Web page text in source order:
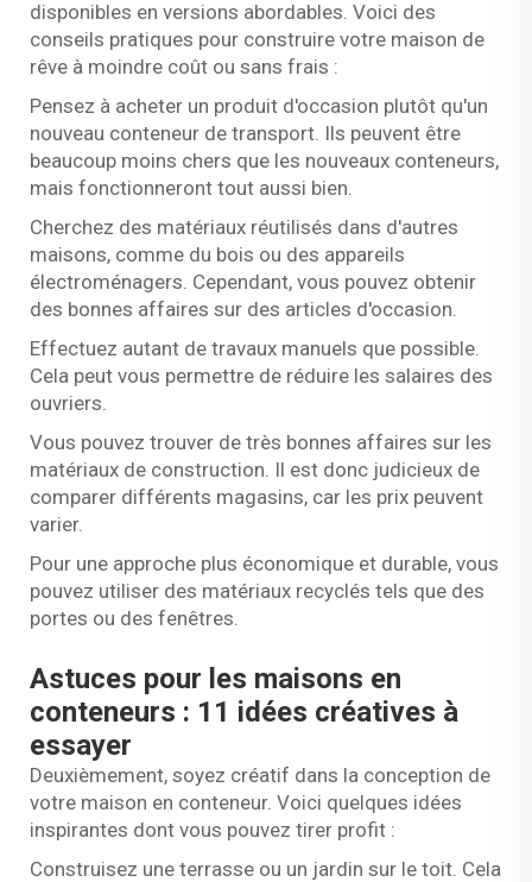
disponibles en versions abordables. Voici des
conseils pratiques pour construire votre maison de
rêve à moindre coût ou sans frais :
Pensez à acheter un produit d'occasion plutôt qu'un
nouveau conteneur de transport. Ils peuvent être
beaucoup moins chers que les nouveaux conteneurs,
mais fonctionneront tout aussi bien.
Cherchez des matériaux réutilisés dans d'autres
maisons, comme du bois ou des appareils
électroménagers. Cependant, vous pouvez obtenir
des bonnes affaires sur des articles d'occasion.
Effectuez autant de travaux manuels que possible.
Cela peut vous permettre de réduire les salaires des
ouvriers.
Vous pouvez trouver de très bonnes affaires sur les
matériaux de construction. Il est donc judicieux de
comparer différents magasins, car les prix peuvent
varier.
Pour une approche plus économique et durable, vous
pouvez utiliser des matériaux recyclés tels que des
portes ou des fenêtres.
Astuces pour les maisons en
conteneurs : 11 idées créatives à
essayer
Deuxièmement, soyez créatif dans la conception de
votre maison en conteneur. Voici quelques idées
inspirantes dont vous pouvez tirer profit :
Construisez une terrasse ou un jardin sur le toit. Cela